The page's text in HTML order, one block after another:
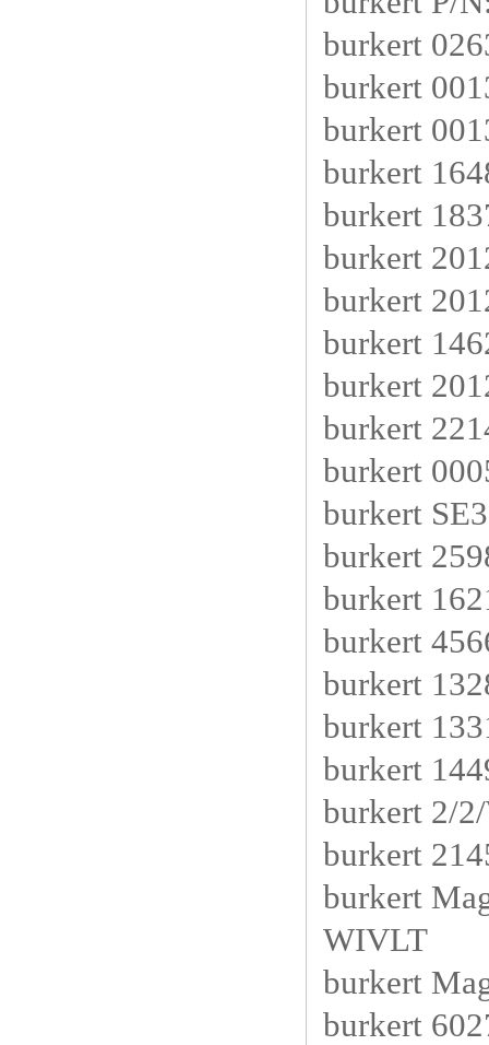
burkert
burkert
burkert
burkert
burkert
burkert
burkert
burkert
burkert
burkert
burkert
burkert
burkert
burkert
burkert
burkert
burkert
burkert
burkert 2/
burkert
burkert
WIVLT
burkert
burkert